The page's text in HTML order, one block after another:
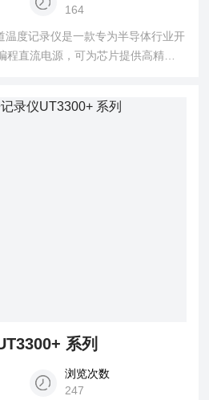
164
温度记录仪是一款专为半导体行业开
程直流电源，可为芯片提供高精
RS232/CAN) 控制，满足芯片
系列
浏览次数
247